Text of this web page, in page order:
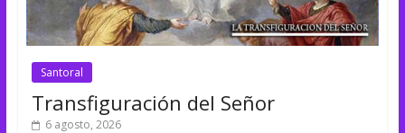
Santoral
Transfiguración del Señor
6 agosto, 2026